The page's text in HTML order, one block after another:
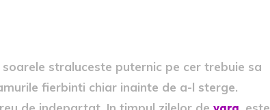
straluceste puternic pe cer trebuie sa
fierbinti chiar inainte de a-l sterge.